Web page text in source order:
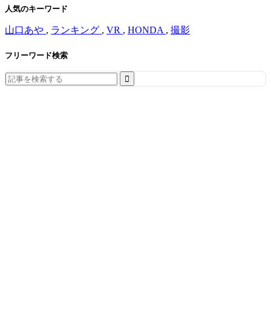
人気のキーワード
山口あや , ランキング , VR , HONDA , 撮影
フリーワード検索
Search
for: